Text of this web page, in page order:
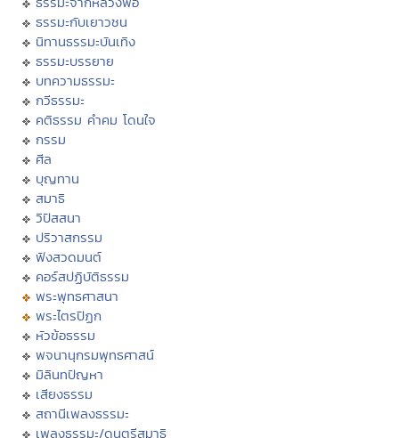
ธรรมะกับเยาวชน
นิทานธรรมะบันเทิง
ธรรมะบรรยาย
บทความธรรมะ
กวีธรรมะ
คติธรรม คำคม โดนใจ
กรรม
ศีล
บุญทาน
สมาธิ
วิปัสสนา
ปริวาสกรรม
ฟังสวดมนต์
คอร์สปฏิบัติธรรม
พระพุทธศาสนา
พระไตรปิฏก
หัวข้อธรรม
พจนานุกรมพุทธศาสน์
มิลินทปัญหา
เสียงธรรม
สถานีเพลงธรรมะ
เพลงธรรมะ/ดนตรีสมาธิ